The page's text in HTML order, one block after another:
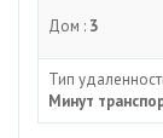
Дом : 3
Тип
Минут